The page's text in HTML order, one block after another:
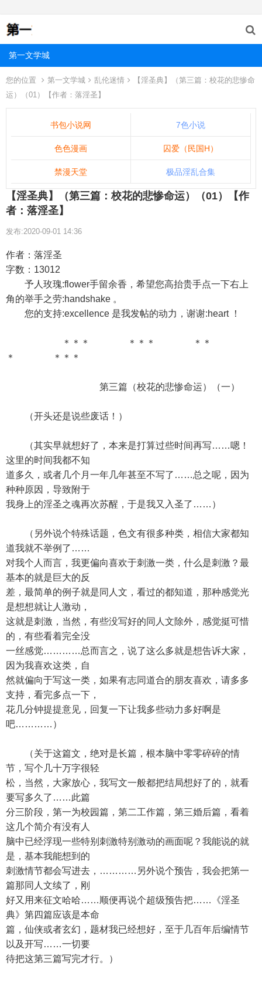
第一文学城
您的位置 第一文学城 乱伦迷情
【淫圣典】（第三篇：校花的悲惨命
运）（01）【作者：落淫圣】
书包小说网 7色小说
色色漫画 囚爱（民国H）
禁漫天堂 极品淫乱合集
【淫圣典】（第三篇：校花的悲惨命运）（01）【作
者：落淫圣】
发布:2020-09-01 14:36
作者：落淫圣
字数：13012
予人玫瑰:flower手留余香，希望您高抬贵手点一下右上
角的举手之劳:handshake 。
您的支持:excellence 是我发帖的动力，谢谢:heart ！
＊＊＊ ＊＊＊ ＊＊
＊ ＊＊＊
第三篇（校花的悲惨命运）（一）
（开头还是说些废话！）
（其实早就想好了，本来是打算过些时间再写……嗯！
这里的时间我都不知
道多久，或者几个月一年几年甚至不写了……总之呢，因为
种种原因，导致附于
我身上的淫圣之魂再次苏醒，于是我又入圣了……）
（另外说个特殊话题，色文有很多种类，相信大家都知
道我就不举例了……
对我个人而言，我更偏向喜欢于刺激一类，什么是刺激？最
基本的就是巨大的反
差，最简单的例子就是同人文，看过的都知道，那种感觉光
是想想就让人激动，
这就是刺激，当然，有些没写好的同人文除外，感觉挺可惜
的，有些看着完全没
一丝感觉…………总而言之，说了这么多就是想告诉大家，
因为我喜欢这类，自
然就偏向于写这一类，如果有志同道合的朋友喜欢，请多多
支持，看完多点一下，
花几分钟提提意见，回复一下让我多些动力多好啊是
吧…………）
（关于这篇文，绝对是长篇，根本脑中零零碎碎的情
节，写个几十万字很轻
松，当然，大家放心，我写文一般都把结局想好了的，就看
要写多久了……此篇
分三阶段，第一为校园篇，第二工作篇，第三婚后篇，看着
这几个简介有没有人
脑中已经浮现一些特别刺激特别激动的画面呢？我能说的就
是，基本我能想到的
刺激情节都会写进去，…………另外说个预告，我会把第一
篇那同人文续了，刚
好又用来征文哈哈……顺便再说个超级预告把……《淫圣
典》第四篇应该是本命
篇，仙侠或者玄幻，题材我已经想好，至于几百年后编情节
以及开写……一切要
待把这第三篇写完才行。）